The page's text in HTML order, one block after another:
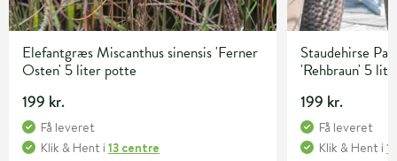
Elefantgræs Miscanthus sinensis 'Ferner
Osten' 5 liter potte
199 kr.
Få leveret
Klik & Hent i 13 centre
Staudehirse
'Rehbraun' 5
199 kr.
Få leveret
Klik & Hent i